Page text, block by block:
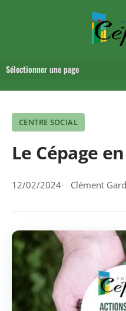
Sélectionner une page
CENTRE SOCIAL
Le Cépage
12/02/2024 Clément